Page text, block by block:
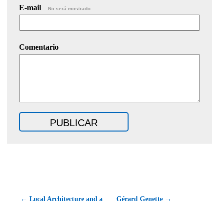
E-mail No será mostrado.
Comentario
← Local Architecture and a Gérard Genette →